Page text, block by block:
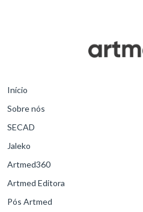
Início
Sobre nós
SECAD
Jaleko
Artmed360
Artmed Editora
Pós Artmed